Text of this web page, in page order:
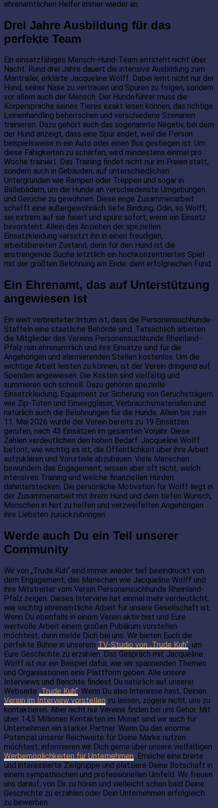
ehrenamtlichen Helfer immer wieder an.
Drei Jahre Ausbildung für das
perfekte Team
Ein einsatzfähiges Mensch-Hund-Team entsteht nicht über
Nacht. Rund drei Jahre dauert die intensive Ausbildung zum
Mantrailer, erklärte Jacqueline Wolff. Dabei lernt nicht nur der
Hund, seiner Nase zu vertrauen und Spuren zu folgen, sondern
vor allem auch der Mensch. Der Hundeführer muss die
Körpersprache seines Tieres exakt lesen können, das richtige
Leinenhandling beherrschen und verschiedene Szenarien
trainieren. Dazu gehört auch das sogenannte Negativ, bei dem
der Hund anzeigt, dass eine Spur endet, weil die Person
beispielsweise in ein Auto oder einen Bus gestiegen ist. Um
diese Fähigkeiten zu schärfen, wird mindestens einmal pro
Woche trainiert. Das Training findet nicht nur im Freien statt,
sondern auch in Gebäuden, auf unterschiedlichen
Untergründen wie Rampen oder Treppen und sogar in
Bällebädern, um die Hunde an verschiedenste Umgebungen
und Gerüche zu gewöhnen. Diese enge Zusammenarbeit
schafft eine außergewöhnlich tiefe Bindung. Odin, so Wolff,
sei extrem auf sie fixiert und spüre sofort, wenn ein Einsatz
bevorsteht. Allein das Anziehen der speziellen
Einsatzkleidung versetzt ihn in einen freudigen,
arbeitsbereiten Zustand, denn für den Hund ist die
anstrengende Suche letztlich ein hochkonzentriertes Spiel
mit der größten Belohnung am Ende: dem erfolgreichen Fund.
Ein Ehrenamt, das auf Unterstützung
angewiesen ist
Ein weit verbreiteter Irrtum ist, dass die Personensuchhunde-
Staffeln eine staatliche Behörde sind. Tatsächlich arbeiten
die Mitglieder des Vereins Personensuchhunde Rheinland-
Pfalz rein ehrenamtlich und ihre Einsätze sind für die
Angehörigen und alarmierenden Stellen kostenlos. Um die
wichtige Arbeit leisten zu können, ist der Verein dringend auf
Spenden angewiesen. Die Kosten sind vielfältig und
summieren sich schnell. Dazu gehören spezielle
Einsatzkleidung, Equipment zur Sicherung von Geruchsträgern
wie Zip-Tüten und Einweggläser, Verbrauchsmaterialien und
natürlich auch die Belohnungen für die Hunde. Allein bis zum
11. Mai 2026 wurde der Verein bereits zu 19 Einsätzen
gerufen, nach 43 Einsätzen im gesamten Vorjahr. Diese
Zahlen verdeutlichen den hohen Bedarf. Jacqueline Wolff
betont, wie wichtig es ist, die Öffentlichkeit über ihre Arbeit
aufzuklären und Vorurteile abzubauen. Viele Menschen
bewundern das Engagement, wissen aber oft nicht, welch
intensives Training und welche finanziellen Hürden
dahinterstecken. Die persönliche Motivation für Wolff liegt in
der Zusammenarbeit mit ihrem Hund und dem tiefen Wunsch,
Menschen in Not zu helfen und verzweifelten Angehörigen
ihre Liebsten zurückzubringen.
Werde auch Du ein Teil unserer
Community
Wir von „Trude Kuh“ sind immer wieder tief beeindruckt von
dem Engagement, das Menschen wie Jacqueline Wolff und
ihre Mitstreiter vom Verein Personensuchhunde Rheinland-
Pfalz zeigen. Dieses Interview hat einmal mehr verdeutlicht,
wie wichtig ehrenamtliche Arbeit für unsere Gesellschaft ist.
Wenn Du ebenfalls in einem Verein aktiv bist und Eure
wertvolle Arbeit einem großen Publikum vorstellen
möchtest, dann melde Dich bei uns. Wir bieten Euch die
perfekte Bühne in unserem TV-Studio von „Trude Kuh“, um
Eure Geschichte zu erzählen. Das Gespräch mit Jacqueline
Wolff ist nur ein Beispiel dafür, wie wir spannenden Themen
und Organisationen eine Plattform geben. Alle unsere
Interviews und Berichte findest Du natürlich auf unserer
Webseite „Trude Kuh“. Wenn Du also Interesse hast, Deinen
Verein im Interview vorstellen zu lassen, zögere nicht, uns zu
kontaktieren. Aber nicht nur Vereine finden bei uns Gehör. Mit
über 14,5 Millionen Kontakten im Monat sind wir auch für
Unternehmen ein starker Partner. Wenn Du das enorme
Potenzial unserer Reichweite für Deine Marke nutzen
möchtest, informieren wir Dich gerne über unsere vielfältigen
Werbemöglichkeiten für Unternehmen. Erreiche eine breite
und interessierte Zielgruppe und platziere Deine Botschaft in
einem sympathischen und professionellen Umfeld. Wir freuen
uns darauf, von Dir zu hören und vielleicht schon bald Deine
Geschichte zu erzählen oder Dein Unternehmen erfolgreich
zu bewerben.